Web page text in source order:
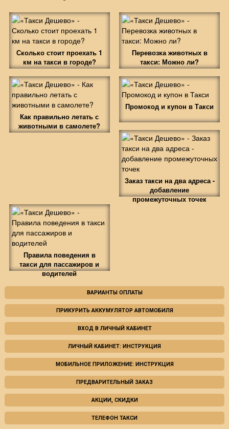
Сколько стоит проехать 1
км на такси в городе?
Перевозка животных в
такси: Можно ли?
Как правильно летать с
животными в самолете?
Промокод и купон в Такси
Заказ такси на два адреса -
добавление
промежуточных точек
Правила поведения в
такси для пассажиров и
водителей
ВАРИАНТЫ ОПЛАТЫ
ПРИКУРИТЬ АККУМУЛЯТОР АВТОМОБИЛЯ
ВХОД В ЛИЧНЫЙ КАБИНЕТ
ЛИЧНЫЙ КАБИНЕТ: ИНСТРУКЦИЯ
МОБИЛЬНОЕ ПРИЛОЖЕНИЕ: ИНСТРУКЦИЯ
ПРЕДВАРИТЕЛЬНЫЙ ЗАКАЗ
АКЦИИ, СКИДКИ
ТЕЛЕФОН ТАКСИ